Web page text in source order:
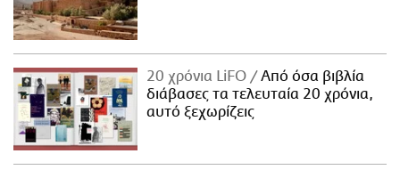
20 χρόνια LiFO
Από όσα βιβλία
διάβασες τα τελευταία 20 χρόνια,
αυτό ξεχωρίζεις